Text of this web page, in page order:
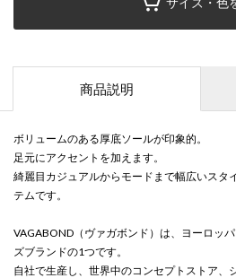
商品説明
ボリュームのある厚底ソールが印象的。
足元にアクセントを加えます。
綺麗目カジュアルからモードまで幅広いスタ
テムです。
VAGABOND（ヴァガボンド）は、ヨーロッ
ズブランドの1つです。
自社で生産し、世界中のコンセプトストア、